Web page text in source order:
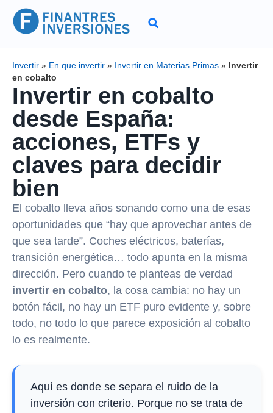
Invertir » En que invertir » Invertir en Materias Primas » Invertir
en cobalto
Invertir en cobalto
desde España:
acciones, ETFs y
claves para decidir
bien
El cobalto lleva años sonando como una de esas
oportunidades que “hay que aprovechar antes de
que sea tarde”. Coches eléctricos, baterías,
transición energética… todo apunta en la misma
dirección. Pero cuando te planteas de verdad
invertir en cobalto, la cosa cambia: no hay un
botón fácil, no hay un ETF puro evidente y, sobre
todo, no todo lo que parece exposición al cobalto
lo es realmente.
Aquí es donde se separa el ruido de la
inversión con criterio. Porque no se trata de